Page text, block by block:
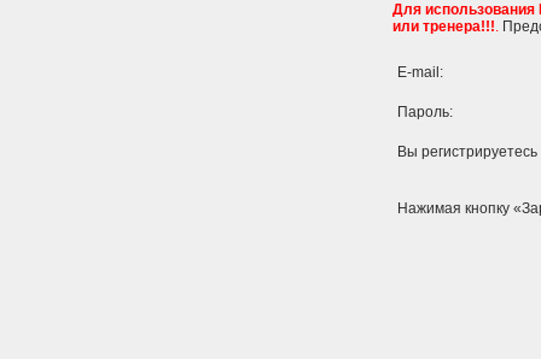
Для
или тренера!!!.
E-mail:
Пароль:
Вы регистрируетесь
Нажимая кнопку